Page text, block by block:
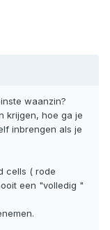
waanzin?
krijgen, hoe ga je
inbrengen als je
cells ( rode
een "volledig "